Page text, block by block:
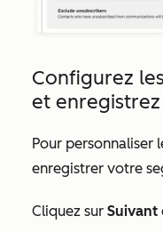
Configurez
et
Pour personnaliser
enregistrer votre
Cliquez sur Suivant